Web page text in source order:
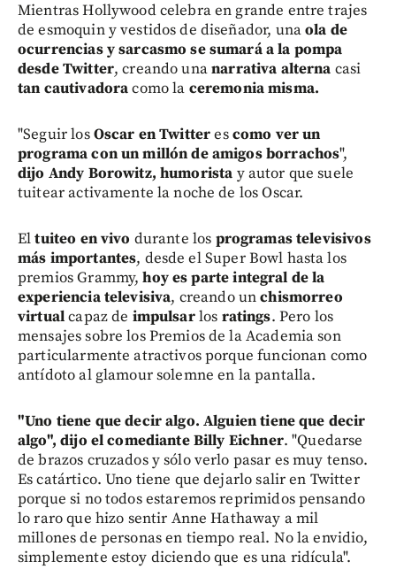
Mientras Hollywood celebra en grande entre trajes
de esmoquin y vestidos de diseñador, unaola de
ocurrencias y sarcasmo se sumará a la pompa
desde Twitter, creando unanarrativa alterna casi
tan cautivadoracomo la ceremonia misma.
"Seguir losOscar en Twitterescomo ver un
programa con un millón de amigos borrachos",
dijo Andy Borowitz, humorista y autor que suele
tuitear activamente la noche de los Oscar.
Eltuiteo en vivo durante los programas televisivos
más importantes, desde el Super Bowl hasta los
premios Grammy,hoy es parte integral de la
experiencia televisiva, creando unchismorreo
virtualcapaz de impulsarlos ratings. Pero los
mensajes sobre los Premios de la Academia son
particularmente atractivos porque funcionan como
antídoto al glamour solemne en la pantalla.
"Uno tiene que decir algo. Alguien tiene que decir
algo", dijo el comediante Billy Eichner. "Quedarse
de brazos cruzados y sólo verlo pasar es muy tenso.
Es catártico. Uno tiene que dejarlo salir en Twitter
porque si no todos estaremos reprimidos pensando
lo raro que hizo sentir Anne Hathaway a mil
millones de personas en tiempo real. No la envidio,
simplemente estoy diciendo que es una ridícula".